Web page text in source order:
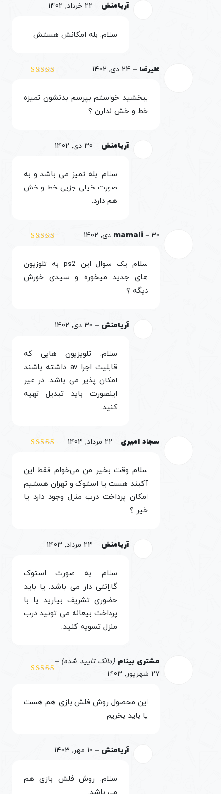
آریامنش – 22 خرداد, 1402
سلام. بله امکانش هستش
علیرضا – 24 دی, 1402
ببخشید خواستم بپرسم بدنشون تمیزه
خط و خش ندارن ؟
آریامنش – 30 دی, 1402
سلام. بله تمیز می باشد و به
صورت خیلی جزیی خط و خش
هم دارد.
mamali – 30 دی, 1402
سلام یک سوال این ps2 به تلوزیون
های جدید میخوره و سیدی خورش
دیگه ؟
آریامنش – 30 دی, 1402
سلام. تلویزیون هایی که
قابلیت اجرا av داشته باشند
امکان پذیر می باشد. در غیر
اینصورت باید تبدیل تهیه
کنید.
سجاد امیری – 22 مرداد, 1403
سلام وقت بخیر من می‌خوام فقط این
آکبند هست یا استوک و تهران هستیم
امکان پرداخت درب منزل وجود دارد یا
خیر ؟
آریامنش – 23 مرداد, 1403
سلام. به صورت استوک
گارانتی دار می باشد. یا باید
حضوری تشریف بیارید یا با
پرداخت بیعانه می تونید درب
منزل تسویه کنید.
مشتری بینام(مالک تایید شده) –
27 شهریور, 1403
این محصول روش فلش بازی هم هست
یا باید بخریم
آریامنش – 10 مهر, 1403
سلام. روش فلش بازی هم